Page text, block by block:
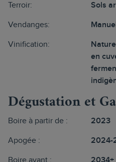
Terroir: Sols
Vendanges:
Vinification:
en
Dégustation et
Boire à partir de : 2023
Apogée : 2024-